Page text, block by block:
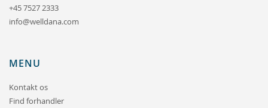
+45 7527 2333
info@welldana.com
MENU
Kontakt os
Find forhandler